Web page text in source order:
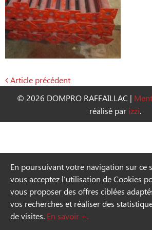
Navigation
Article précédent
© 2026 DOMPRO RAFFAILLAC |
réalisé par izzi.
En poursuivant votre navigation sur ce
vous acceptez l’utilisation de Cookies
vous proposer des offres ciblées
vos recherches et réaliser des
de visites. En savoir +.